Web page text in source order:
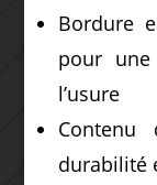
Bordure
pour
l’usure
durabilité